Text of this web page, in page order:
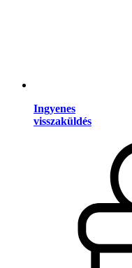
Ingyenes
visszaküldés